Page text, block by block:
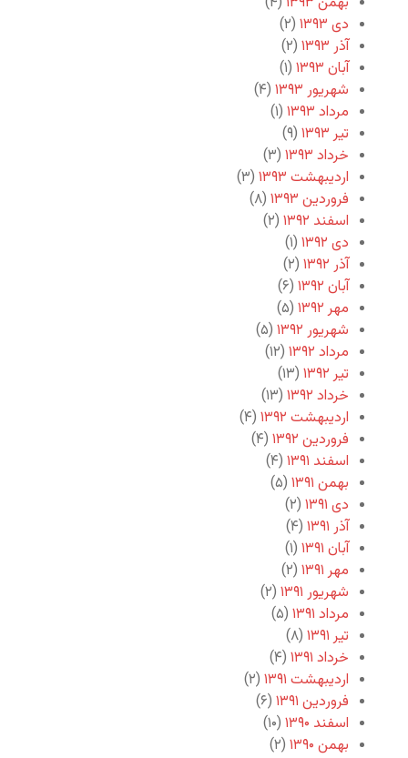
دی ۱۳۹۳
(۲)
آذر ۱۳۹۳
(۲)
آبان ۱۳۹۳
(۱)
شهریور ۱۳۹۳
(۴)
مرداد ۱۳۹۳
(۱)
تیر ۱۳۹۳
(۹)
خرداد ۱۳۹۳
(۳)
اردیبهشت ۱۳۹۳
(۳)
فروردین ۱۳۹۳
(۸)
اسفند ۱۳۹۲
(۲)
دی ۱۳۹۲
(۱)
آذر ۱۳۹۲
(۲)
آبان ۱۳۹۲
(۶)
مهر ۱۳۹۲
(۵)
شهریور ۱۳۹۲
(۵)
مرداد ۱۳۹۲
(۱۲)
تیر ۱۳۹۲
(۱۳)
خرداد ۱۳۹۲
(۱۳)
اردیبهشت ۱۳۹۲
(۴)
فروردین ۱۳۹۲
(۴)
اسفند ۱۳۹۱
(۴)
بهمن ۱۳۹۱
(۵)
دی ۱۳۹۱
(۲)
آذر ۱۳۹۱
(۴)
آبان ۱۳۹۱
(۱)
مهر ۱۳۹۱
(۲)
شهریور ۱۳۹۱
(۲)
مرداد ۱۳۹۱
(۵)
تیر ۱۳۹۱
(۸)
خرداد ۱۳۹۱
(۴)
اردیبهشت ۱۳۹۱
(۲)
فروردین ۱۳۹۱
(۶)
اسفند ۱۳۹۰
(۱۰)
بهمن ۱۳۹۰
(۲)